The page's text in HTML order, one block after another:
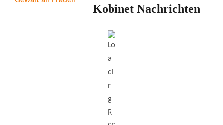
Kobinet Nachrichten